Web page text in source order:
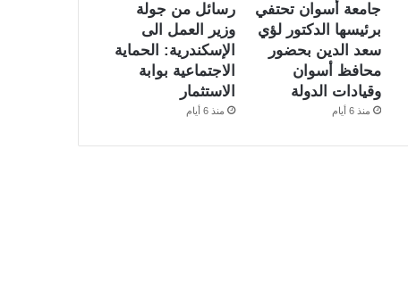
جامعة أسوان تحتفي
برئيسها الدكتور لؤي
سعد الدين بحضور
محافظ أسوان
وقيادات الدولة
منذ 6 أيام
رسائل من جولة
وزير العمل الى
الإسكندرية: الحماية
الاجتماعية بوابة
الاستثمار
منذ 6 أيام